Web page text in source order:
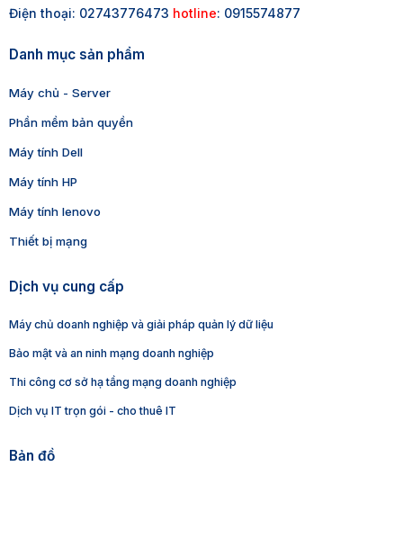
Điện thoại: 02743776473 hotline: 0915574877
Danh mục sản phẩm
Máy chủ - Server
Phần mềm bản quyền
Máy tính Dell
Máy tính HP
Máy tính lenovo
Thiết bị mạng
Dịch vụ cung cấp
Máy chủ doanh nghiệp và giải pháp quản lý dữ liệu
Bảo mật và an ninh mạng doanh nghiệp
Thi công cơ sở hạ tầng mạng doanh nghiệp
Dịch vụ IT trọn gói - cho thuê IT
Bản đồ